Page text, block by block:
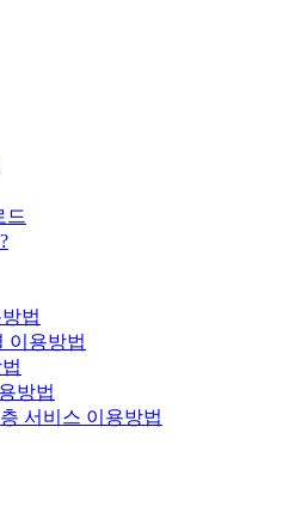
드
법
이용방법
방법
서비스 이용방법